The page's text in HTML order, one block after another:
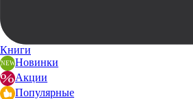
Книги
Новинки
Акции
Популярные